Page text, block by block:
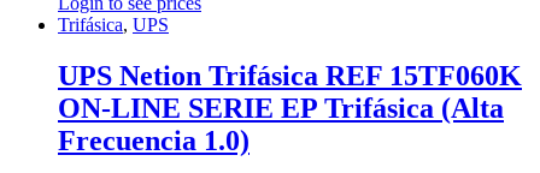
Trifásica, UPS
UPS Netion Trifásica REF 15TF060K
ON-LINE SERIE EP Trifásica (Alta
Frecuencia 1.0)